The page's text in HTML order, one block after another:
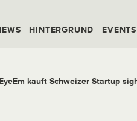
HINTERGRUND EVENTS
EyeEm kauft Schweizer Startup